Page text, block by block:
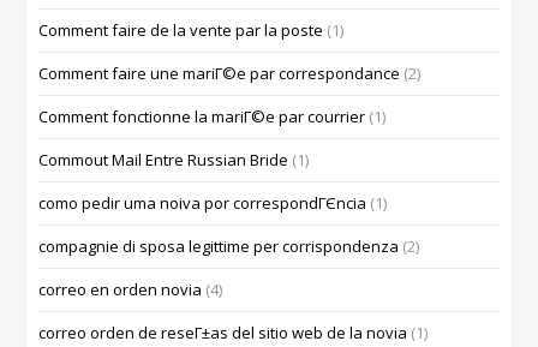
Comment faire de la vente par la poste (1)
Comment faire une mariГ©e par correspondance (2)
Comment fonctionne la mariГ©e par courrier (1)
Commout Mail Entre Russian Bride (1)
como pedir uma noiva por correspondГЄncia (1)
compagnie di sposa legittime per corrispondenza (2)
correo en orden novia (4)
correo orden de reseГ±as del sitio web de la novia (1)